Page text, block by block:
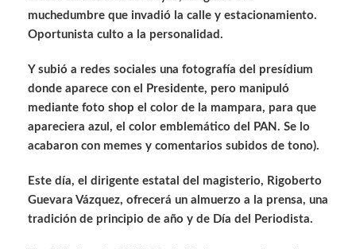
muchedumbre que invadió la calle y estacionamiento.
Oportunista culto a la personalidad.
Y subió a redes sociales una fotografía del presídium
donde aparece con el Presidente, pero manipuló
mediante foto shop el color de la mampara, para que
apareciera azul, el color emblemático del PAN. Se lo
acabaron con memes y comentarios subidos de tono).
Este día, el dirigente estatal del magisterio, Rigoberto
Guevara Vázquez, ofrecerá un almuerzo a la prensa, una
tradición de principio de año y de Día del Periodista.